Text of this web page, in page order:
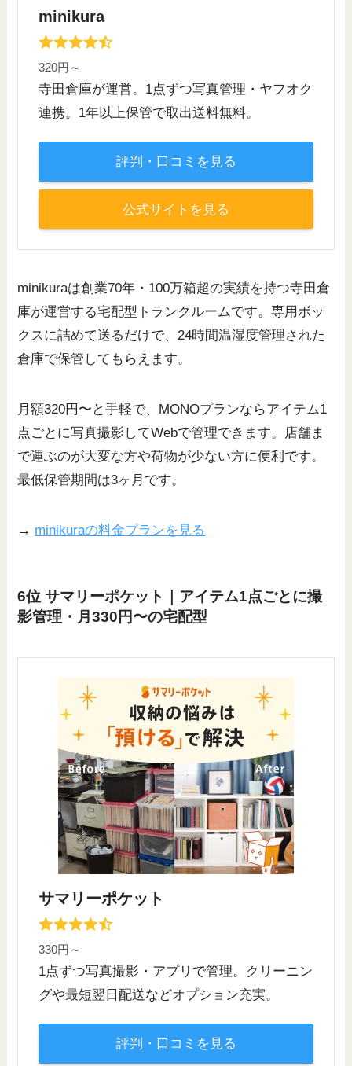
minikura
320円～
寺田倉庫が運営。1点ずつ写真管理・ヤフオク
連携。1年以上保管で取出送料無料。
評判・口コミを見る
公式サイトを見る
minikuraは創業70年・100万箱超の実績を持つ寺田倉
庫が運営する宅配型トランクルームです。専用ボッ
クスに詰めて送るだけで、24時間温湿度管理された
倉庫で保管してもらえます。
月額320円〜と手軽で、MONOプランならアイテム1
点ごとに写真撮影してWebで管理できます。店舗ま
で運ぶのが大変な方や荷物が少ない方に便利です。
最低保管期間は3ヶ月です。
→ minikuraの料金プランを見る
6位 サマリーポケット｜アイテム1点ごとに撮
影管理・月330円〜の宅配型
サマリーポケット
330円～
1点ずつ写真撮影・アプリで管理。クリーニン
グや最短翌日配送などオプション充実。
評判・口コミを見る